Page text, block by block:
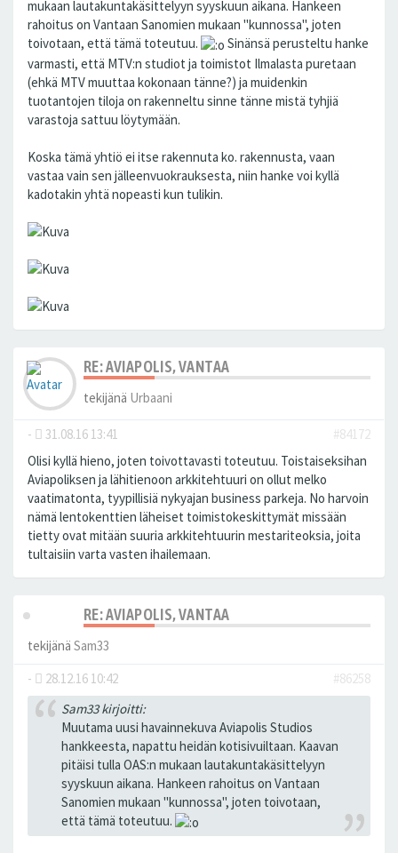
mukaan lautakuntakäsittelyyn syyskuun aikana. Hankeen
rahoitus on Vantaan Sanomien mukaan "kunnossa", joten
toivotaan, että tämä toteutuu.
Sinänsä perusteltu hanke
varmasti, että MTV:n studiot ja toimistot Ilmalasta puretaan
(ehkä MTV muuttaa kokonaan tänne?) ja muidenkin
tuotantojen tiloja on rakenneltu sinne tänne mistä tyhjiä
varastoja sattuu löytymään.
Koska tämä yhtiö ei itse rakennuta ko. rakennusta, vaan
vastaa vain sen jälleenvuokrauksesta, niin hanke voi kyllä
kadotakin yhtä nopeasti kun tulikin.
RE: AVIAPOLIS, VANTAA
tekijänä Urbaani
- 31.08.16 13:41
#84172
Olisi kyllä hieno, joten toivottavasti toteutuu. Toistaiseksihan
Aviapoliksen ja lähitienoon arkkitehtuuri on ollut melko
vaatimatonta, tyypillisiä nykyajan business parkeja. No harvoin
nämä lentokenttien läheiset toimistokeskittymät missään
tietty ovat mitään suuria arkkitehtuurin mestariteoksia, joita
tultaisiin varta vasten ihailemaan.
RE: AVIAPOLIS, VANTAA
tekijänä Sam33
-
28.12.16 10:42
#86258
Sam33 kirjoitti:
Muutama uusi havainnekuva Aviapolis Studios
hankkeesta, napattu heidän kotisivuiltaan. Kaavan
pitäisi tulla OAS:n mukaan lautakuntakäsittelyyn
syyskuun aikana. Hankeen rahoitus on Vantaan
Sanomien mukaan "kunnossa", joten toivotaan,
että tämä toteutuu.